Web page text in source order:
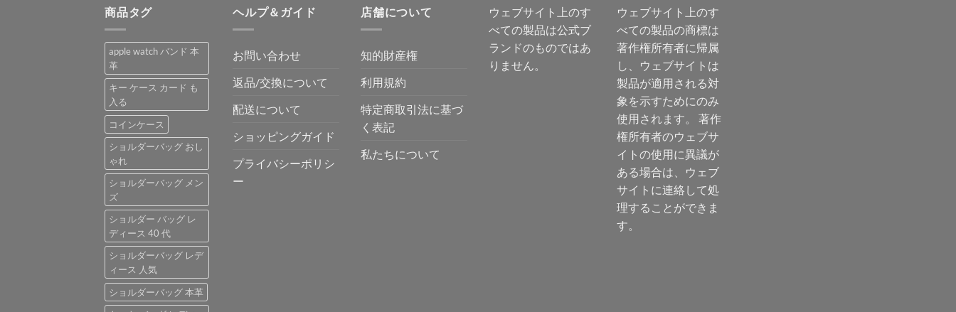
す。
で
し
た。
格
は
で
商品タグ
apple watch バンド 本
革
キー ケース カード も
入る
コインケース
ショルダーバッグ おし
ゃれ
ショルダーバッグ メン
ズ
ショルダー バッグ レ
ディース 40 代
ショルダーバッグ レデ
ィース 人気
ショルダーバッグ 本革
ヘルプ＆ガイド
お問い合わせ
返品/交換について
配送について
ショッピングガイド
プライバシーポリシ
ー
店舗について
知的財産権
利用規約
特定商取引法に基づ
く表記
私たちについて
ウェブサイト上のす
べての製品は公式ブ
ランドのものではあ
りません。
ウェブサイト上のす
べての製品の商標は
著作権所有者に帰属
し、ウェブサイトは
製品が適用される対
象を示すためにのみ
使用されます。 著作
権所有者のウェブサ
イトの使用に異議が
ある場合は、ウェブ
サイトに連絡して処
理することができま
す。